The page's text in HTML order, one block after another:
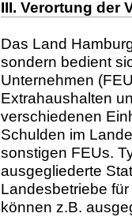
III. Verortung der
Das Land
sondern bedient
Unternehmen
Extrahaushalten
verschiedenen
Schulden im
sonstigen FEUs.
ausgegliederte
Landesbetriebe
können z.B.